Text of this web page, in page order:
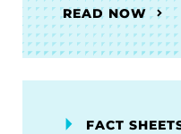
READ NOW
FACT